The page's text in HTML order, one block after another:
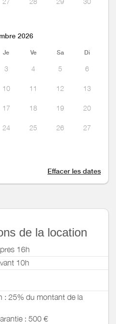
2026
Je Ve Sa Di
3 4 5 6
10 11 12 13
17 18 19 20
24 25 26 27
Effacer les dates
de la location
16h
10h
: 25% du montant de la
garantie : 500 €